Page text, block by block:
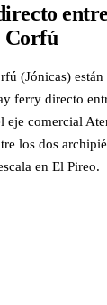
Corfú
(Jónicas)
ferry directo
eje comercial
los dos
en El Pireo.